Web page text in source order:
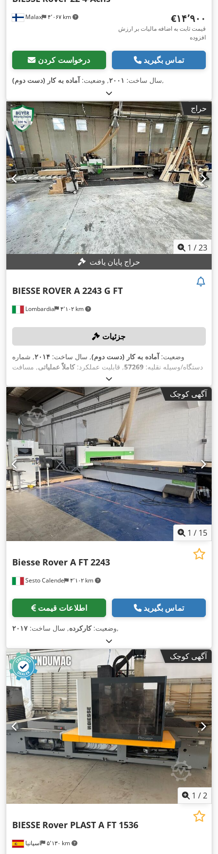
Malax ۴٬۰۶۷ km ‎€۱۴٬۹۰۰
قیمت ثابت به اضافه مالیات بر ارزش
افزوده
درخواست کردن تماس بگیرید
سال ساخت: ۲۰۰۱, وضعیت: آماده به کار (دست دوم) ,
حراج
1 /23
حراج پایان یافت
Lombardia ۴٬۱۰۲ km
BIESSE ROVER A 2243 G FT
جزئیات
وضعیت:آماده به کار (دست دوم), سال ساخت: ۲۰۱۴, شماره
دستگاه/وسیله نقلیه: 57269, قابلیت عملکرد:کاملاً عملیاتی, مسافت
میلی‌متر, مدل کنترلر:NC 1000,
آگهی کوچک
1 / 15
Sesto Calende ۴٬۱۰۲ km
Biesse Rover A FT 2243
اطلاعات قیمت تماس بگیرید
وضعیت:کارکرده, سال ساخت: ۲۰۱۷ ,
آگهی کوچک
1 /2
اسپانیا ۵٬۱۳۰ km
BIESSE Rover PLAST A FT 1536